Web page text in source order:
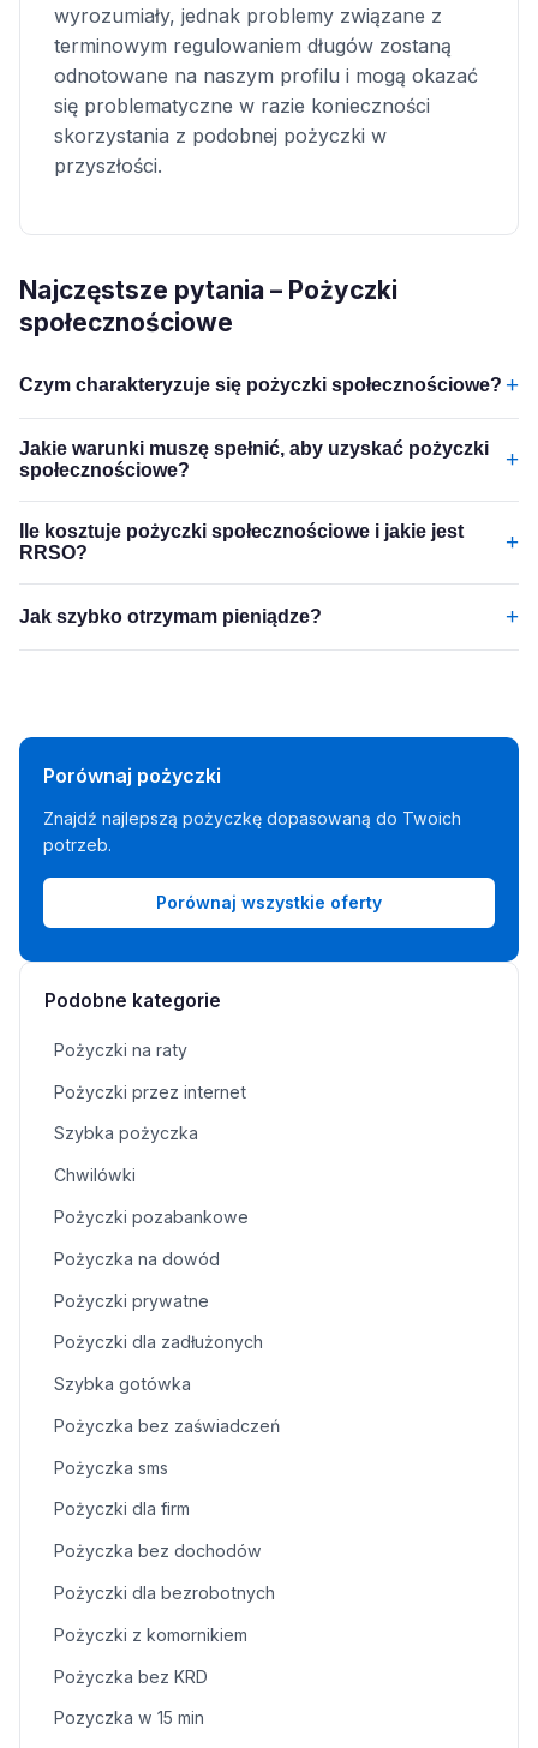
wyrozumiały, jednak problemy związane z
terminowym regulowaniem długów zostaną
odnotowane na naszym profilu i mogą okazać
się problematyczne w razie konieczności
skorzystania z podobnej pożyczki w
przyszłości.
Najczęstsze pytania – Pożyczki
społecznościowe
Czym charakteryzuje się pożyczki społecznościowe? +
Jakie warunki muszę spełnić, aby uzyskać pożyczki
społecznościowe?
+
Ile kosztuje pożyczki społecznościowe i jakie jest
RRSO?
+
Jak szybko otrzymam pieniądze? +
Porównaj pożyczki
Znajdź najlepszą pożyczkę dopasowaną do Twoich
potrzeb.
Porównaj wszystkie oferty
Podobne kategorie
Pożyczki na raty
Pożyczki przez internet
Szybka pożyczka
Chwilówki
Pożyczki pozabankowe
Pożyczka na dowód
Pożyczki prywatne
Pożyczki dla zadłużonych
Szybka gotówka
Pożyczka bez zaświadczeń
Pożyczka sms
Pożyczki dla firm
Pożyczka bez dochodów
Pożyczki dla bezrobotnych
Pożyczki z komornikiem
Pożyczka bez KRD
Pozyczka w 15 min